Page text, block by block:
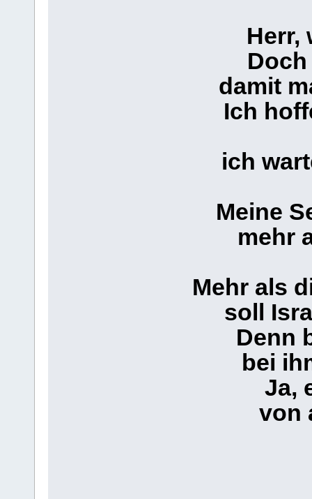
Herr,
damit
Ich
ich
Meine
mehr
Mehr als
soll
Denn
bei
Ja,
von